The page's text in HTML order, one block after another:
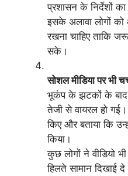
प्रशासन के निर्देशों
इसके अलावा लोगों
रखना चाहिए ताकि
सके।
सोशल मीडिया पर भी
भूकंप के झटकों के बाद
तेजी से वायरल हो
किए और बताया कि
किया।
कुछ लोगों ने वीडियो
हिलते सामान दिखाई